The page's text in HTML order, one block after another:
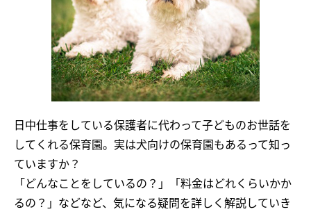
日中仕事をしている保護者に代わって子どものお世話を
してくれる保育園。実は犬向けの保育園もあるって知っ
ていますか？
「どんなことをしているの？」「料金はどれくらいかか
るの？」などなど、気になる疑問を詳しく解説していき